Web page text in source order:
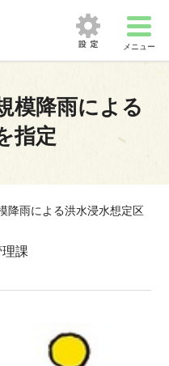
メニュー
模降雨による
指定
降雨による洪水浸水想定区
課